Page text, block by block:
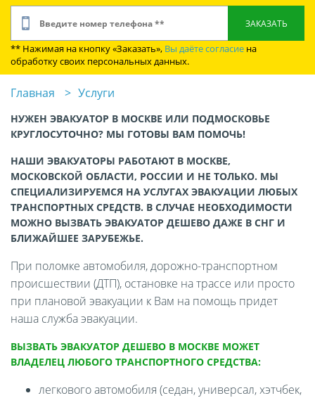
** Нажимая на кнопку «Заказать», Вы даёте согласие на
обработку своих персональных данных.
Главная Услуги
НУЖЕН ЭВАКУАТОР В МОСКВЕ ИЛИ ПОДМОСКОВЬЕ
КРУГЛОСУТОЧНО? МЫ ГОТОВЫ ВАМ ПОМОЧЬ!
НАШИ ЭВАКУАТОРЫ РАБОТАЮТ В МОСКВЕ,
МОСКОВСКОЙ ОБЛАСТИ, РОССИИ И НЕ ТОЛЬКО. МЫ
СПЕЦИАЛИЗИРУЕМСЯ НА УСЛУГАХ ЭВАКУАЦИИ ЛЮБЫХ
ТРАНСПОРТНЫХ СРЕДСТВ. В СЛУЧАЕ НЕОБХОДИМОСТИ
МОЖНО ВЫЗВАТЬ ЭВАКУАТОР ДЕШЕВО ДАЖЕ В СНГ И
БЛИЖАЙШЕЕ ЗАРУБЕЖЬЕ.
При поломке автомобиля, дорожно-транспортном
происшествии (ДТП), остановке на трассе или просто
при плановой эвакуации к Вам на помощь придет
наша служба эвакуации.
ВЫЗВАТЬ ЭВАКУАТОР ДЕШЕВО В МОСКВЕ МОЖЕТ
ВЛАДЕЛЕЦ ЛЮБОГО ТРАНСПОРТНОГО СРЕДСТВА:
легкового автомобиля (седан, универсал, хэтчбек,